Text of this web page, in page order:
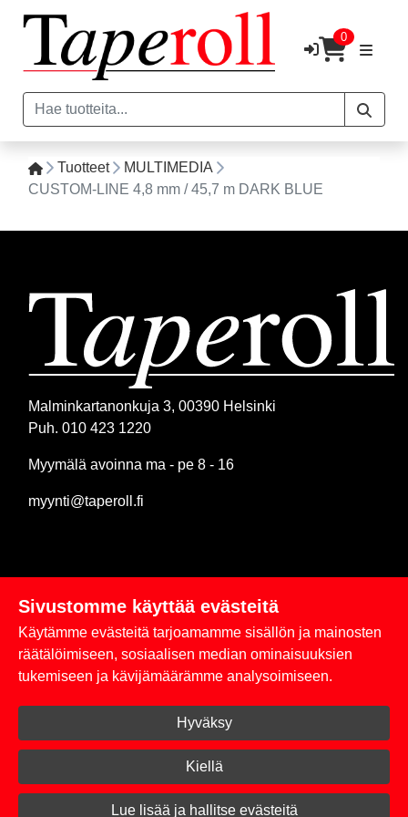
0
Tuotteet
MULTIMEDIA
CUSTOM-LINE 4,8 mm / 45,7 m DARK BLUE
Malminkartanonkuja 3, 00390 Helsinki
Puh. 010 423 1220
Myymälä avoinna ma - pe 8 - 16
myynti@taperoll.fi
Linkit
Rekisteriseloste
Toimitus- ja maksuehdot
Kirjaudu sisään
© 2026 Taperoll
Sivustomme käyttää evästeitä
Käytämme evästeitä tarjoamamme sisällön ja mainosten
räätälöimiseen, sosiaalisen median ominaisuuksien
tukemiseen ja kävijämäärämme analysoimiseen.
Hyväksy
Kiellä
Lue lisää ja hallitse evästeitä